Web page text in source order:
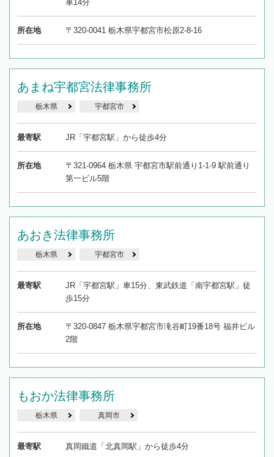
車14分
所在地 〒320-0041 栃木県宇都宮市松原2-8-16
あまね宇都宮法律事務所
栃木県 宇都宮市
最寄駅 JR「宇都宮駅」から徒歩4分
所在地
〒321-0964 栃木県 宇都宮市駅前通り1-1-9 駅前通り
第一ビル5階
あおき法律事務所
栃木県 宇都宮市
最寄駅
JR「宇都宮駅」車15分、東武鉄道「南宇都宮駅」徒
歩15分
所在地
〒320-0847 栃木県宇都宮市滝谷町19番18号 福井ビル
2階
もおか法律事務所
栃木県 真岡市
最寄駅 真岡鐵道「北真岡駅」から徒歩4分